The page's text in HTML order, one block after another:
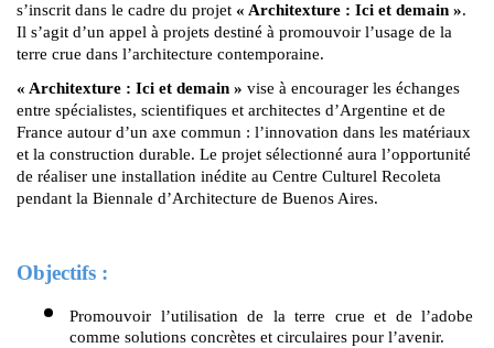
s’inscrit dans le cadre du projet « Architexture : Ici et demain ».
Il s’agit d’un appel à projets destiné à promouvoir l’usage de la
terre crue dans l’architecture contemporaine.
« Architexture : Ici et demain » vise à encourager les échanges
entre spécialistes, scientifiques et architectes d’Argentine et de
France autour d’un axe commun : l’innovation dans les matériaux
et la construction durable. Le projet sélectionné aura l’opportunité
de réaliser une installation inédite au Centre Culturel Recoleta
pendant la Biennale d’Architecture de Buenos Aires.
Objectifs :
Promouvoir l’utilisation de la terre crue et de l’adobe
comme solutions concrètes et circulaires pour l’avenir.